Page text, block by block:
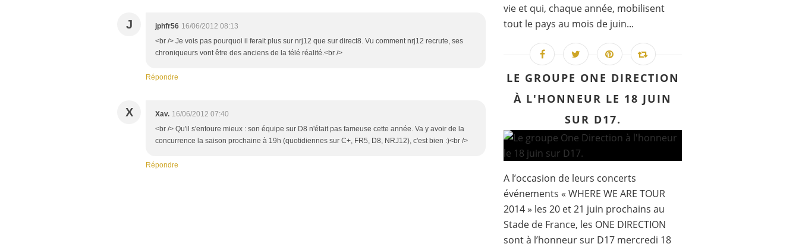
J jphfr56 16/06/2012 08:13
<br /> Je vois pas pourquoi il ferait plus sur nrj12 que sur direct8. Vu comment nrj12 recrute, ses
chroniqueurs vont être des anciens de la télé réalité.<br />
Répondre
X Xav. 16/06/2012 07:40
<br /> Qu'il s'entoure mieux : son équipe sur D8 n'était pas fameuse cette année. Va y avoir de la
concurrence la saison prochaine à 19h (quotidiennes sur C+, FR5, D8, NRJ12), c'est bien :)<br />
Répondre
vie et qui, chaque année, mobilisent
tout le pays au mois de juin...
LE GROUPE ONE DIRECTION
À L'HONNEUR LE 18 JUIN
SUR D17.
A l’occasion de leurs concerts
événements « WHERE WE ARE TOUR
2014 » les 20 et 21 juin prochains au
Stade de France, les ONE DIRECTION
sont à l’honneur sur D17 mercredi 18